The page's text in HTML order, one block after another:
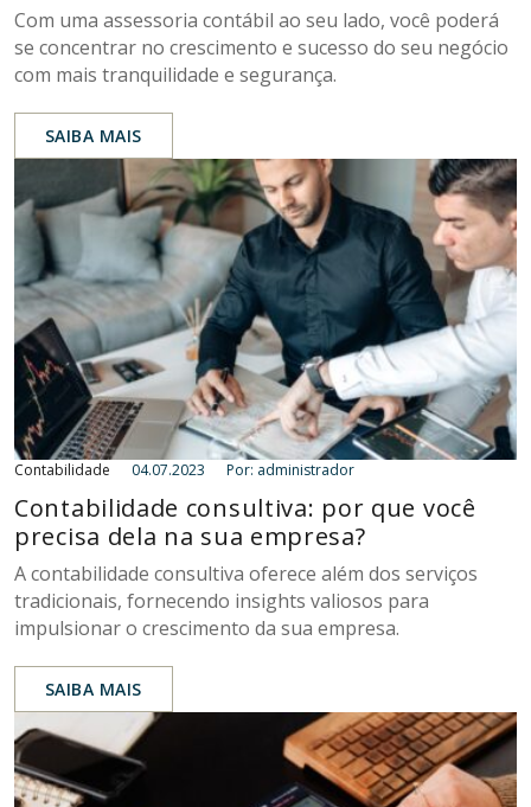
Com uma assessoria contábil ao seu lado, você poderá
se concentrar no crescimento e sucesso do seu negócio
com mais tranquilidade e segurança.
SAIBA MAIS
Contabilidade 04.07.2023 Por: administrador
Contabilidade consultiva: por que você
precisa dela na sua empresa?
A contabilidade consultiva oferece além dos serviços
tradicionais, fornecendo insights valiosos para
impulsionar o crescimento da sua empresa.
SAIBA MAIS